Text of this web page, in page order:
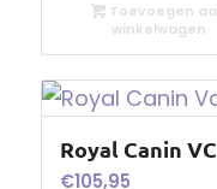
Toevoegen
winkelwagen
Royal Canin
€105,95